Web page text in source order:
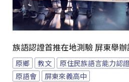
族語認證首推在地測驗 屏東舉
原鄉 教文 原住民族語言能力認
原語會
屏東來義高中